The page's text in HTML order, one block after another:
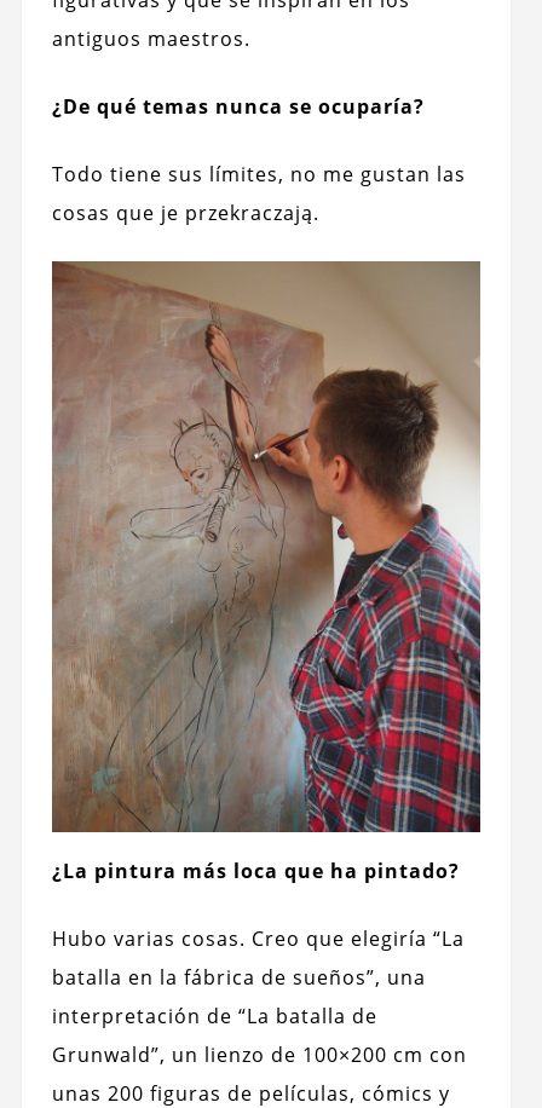
antiguos maestros.
¿De qué temas nunca se ocuparía?
Todo tiene sus límites, no me gustan las
cosas que je przekraczają.
¿La pintura más loca que ha pintado?
Hubo varias cosas. Creo que elegiría “La
batalla en la fábrica de sueños”, una
interpretación de “La batalla de
Grunwald”, un lienzo de 100×200 cm con
unas 200 figuras de películas, cómics y